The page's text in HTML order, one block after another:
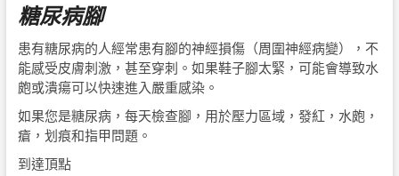
糖尿病腳
患有糖尿病的人經常患有腳的神經損傷（周圍神經病變），不
能感受皮膚刺激，甚至穿刺。如果鞋子腳太緊，可能會導致水
皰或潰瘍可以快速進入嚴重感染。
如果您是糖尿病，每天檢查腳，用於壓力區域，發紅，水皰，
瘡，划痕和指甲問題。
到達頂點